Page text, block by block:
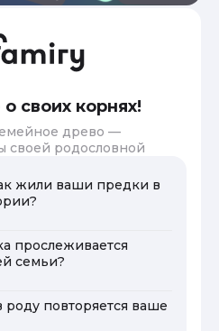
своих корнях!
древо —
своей родословной
жили ваши предки в
прослеживается
семьи?
роду повторяется ваше